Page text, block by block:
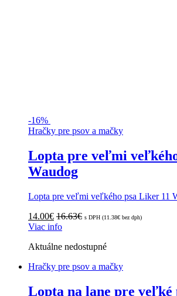
-16%
Hračky pre psov a mačky
Lopta pre veľmi
Waudog
Lopta pre veľmi veľkého psa Liker 11
14.00€ 16.63€ s DPH (11.38€ bez dph)
Viac info
Aktuálne nedostupné
Hračky pre psov a mačky
Lopta na lane pre